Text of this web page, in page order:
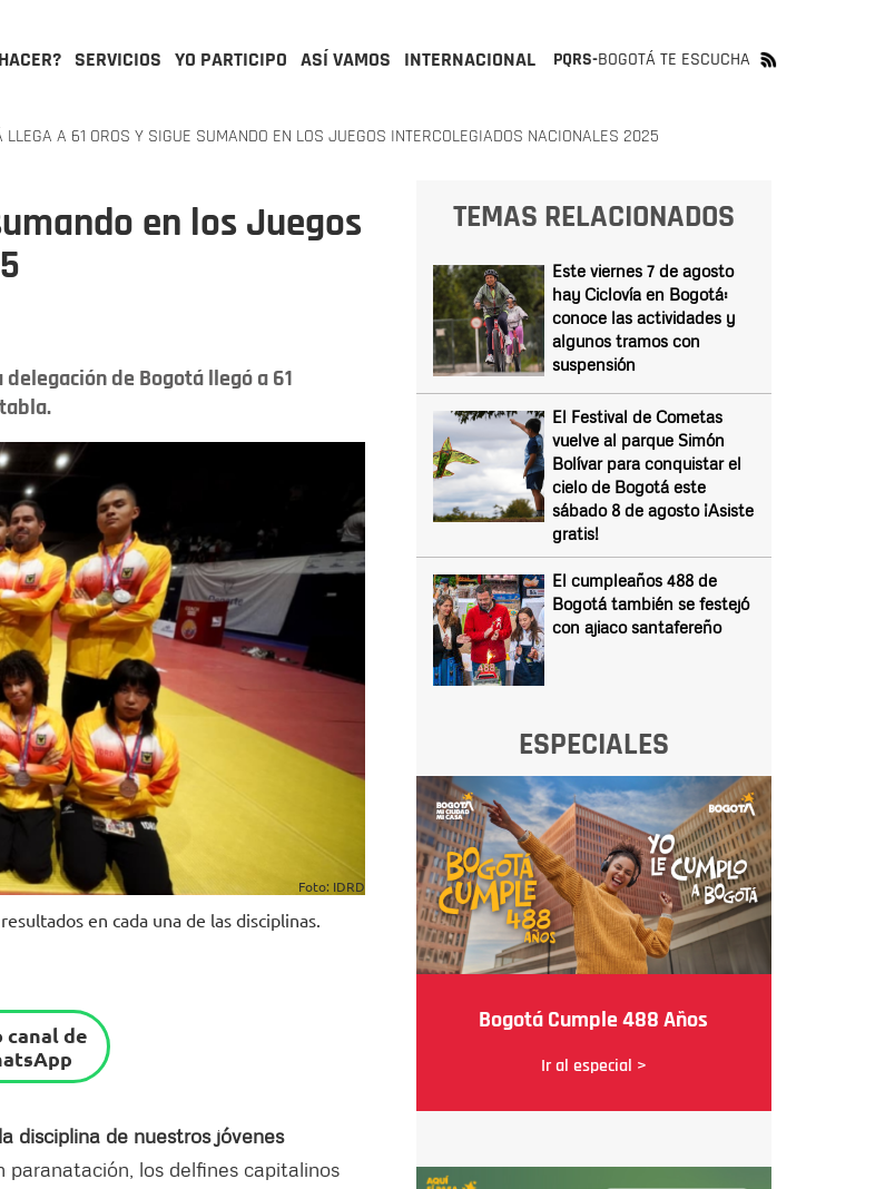
SERVICIOS YO PARTICIPO ASÍ VAMOS INTERNACIONAL PQRS-BOGOTÁ TE ESCUCHA
LLEGA A 61 OROS Y SIGUE SUMANDO EN LOS JUEGOS INTERCOLEGIADOS NACIONALES 2025
en los Juegos
de Bogotá llegó a 61
Foto: IDRD
en cada una de las disciplinas.
de
disciplina de nuestros jóvenes
paranatación, los delfines capitalinos
TEMAS RELACIONADOS
Este viernes 7 de agosto
hay Ciclovía en Bogotá:
conoce las actividades y
algunos tramos con
suspensión
El Festival de Cometas
vuelve al parque Simón
Bolívar para conquistar el
cielo de Bogotá este
sábado 8 de agosto ¡Asiste
gratis!
El cumpleaños 488 de
Bogotá también se festejó
con ajiaco santafereño
ESPECIALES
Bogotá Cumple 488 Años
Ir al especial >